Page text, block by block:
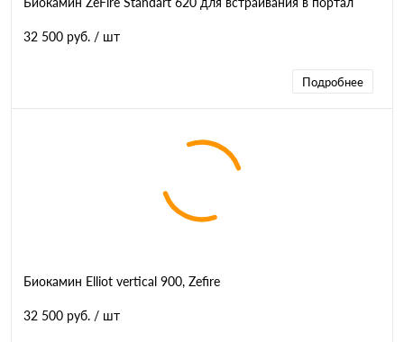
32 500 руб. / шт
Подробнее
Биокамин Elliot vertical 900, Zefire
32 500 руб. / шт